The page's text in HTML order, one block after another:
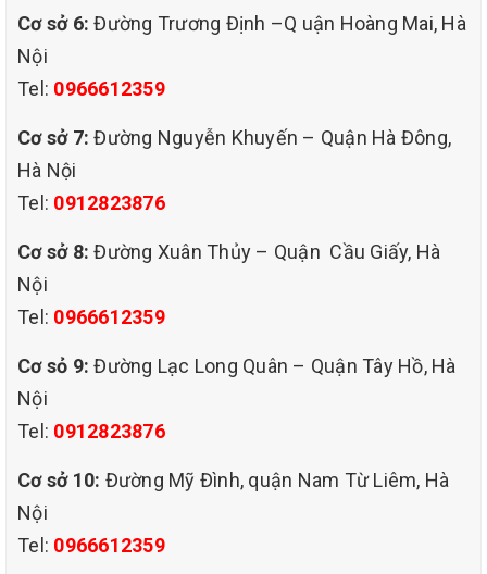
dịch vụ giặt thảm chuyên
nghiệp giá rẻ tại nam từ liêm hà nội
Thảm trải sàn là vật dụng rất được ưa chuộng trong cuộc sống
hiện đại ngày nay. Với đa dạng kiểu dáng, mẫu mã và chất liệu,
sản phẩm được dùng phổ biến trong các gia đình, văn phòng, nhà
hàng, khách sạn,.... với rất nhiều công dụng như:
Cơ sở 6: Đường Trương Định –Q uận Hoàng Mai, Hà
Nội
Tel: 0966612359
Cơ sở 7:Đường Nguyễn Khuyến – Quận Hà Đông,
Hà Nội
Tel: 0912823876
Cơ sở 8:Đường Xuân Thủy – Quận Cầu Giấy, Hà
Nội
Tel: 0966612359
Cơ sỏ 9: Đường Lạc Long Quân – Quận Tây Hồ, Hà
Nội
Tel: 0912823876
Cơ sở 10: Đường Mỹ Đình, quận Nam Từ Liêm, Hà
Nội
Tel: 0966612359